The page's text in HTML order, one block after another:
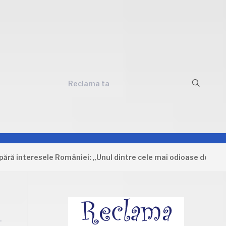
Reclama ta
României: „Unul dintre cele mai odioase documente